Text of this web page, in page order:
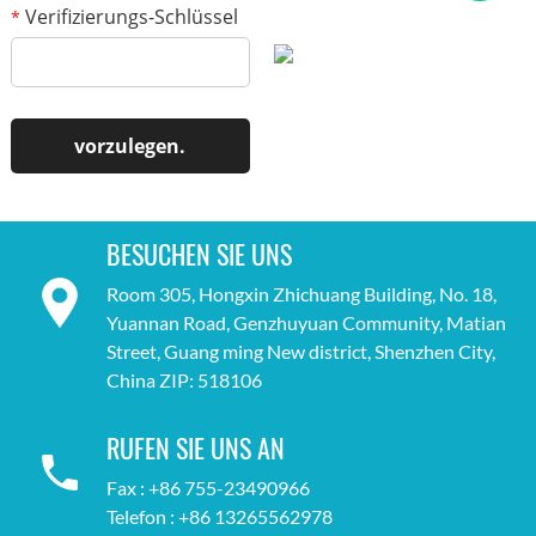
* Verifizierungs-Schlüssel
BESUCHEN SIE UNS
Room 305, Hongxin Zhichuang Building, No. 18,
Yuannan Road, Genzhuyuan Community, Matian
Street, Guang ming New district, Shenzhen City,
China ZIP: 518106
RUFEN SIE UNS AN
Fax : +86 755-23490966
Telefon : +86 13265562978